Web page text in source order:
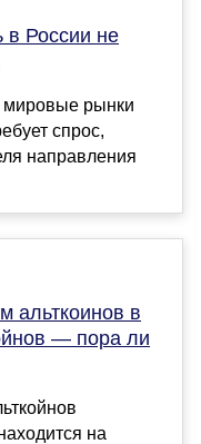
в России не
мировые рынки
спрос,
направления
альткоинов в
— пора ли
на